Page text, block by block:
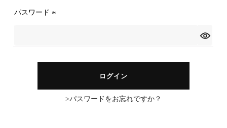
パスワード
ログイン
パスワードをお忘れですか？